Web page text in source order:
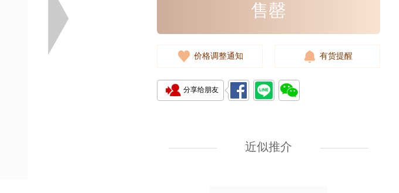
售罄
价格调整通知 有货提醒
分享给朋友
近似推介
钢 游艇 灰面
108,000.00